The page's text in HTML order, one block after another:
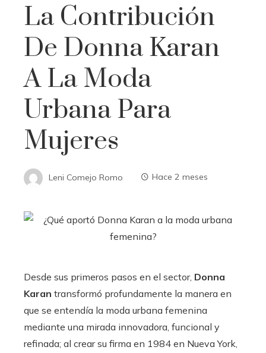
La Contribución
De Donna Karan
A La Moda
Urbana Para
Mujeres
Leni Comejo Romo Hace 2 meses
Desde sus primeros pasos en el sector, Donna
Karan transformó profundamente la manera en
que se entendía la moda urbana femenina
mediante una mirada innovadora, funcional y
refinada; al crear su firma en 1984 en Nueva York,